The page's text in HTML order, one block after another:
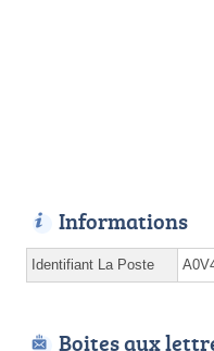
Informations
Identifiant La Poste
Boites aux